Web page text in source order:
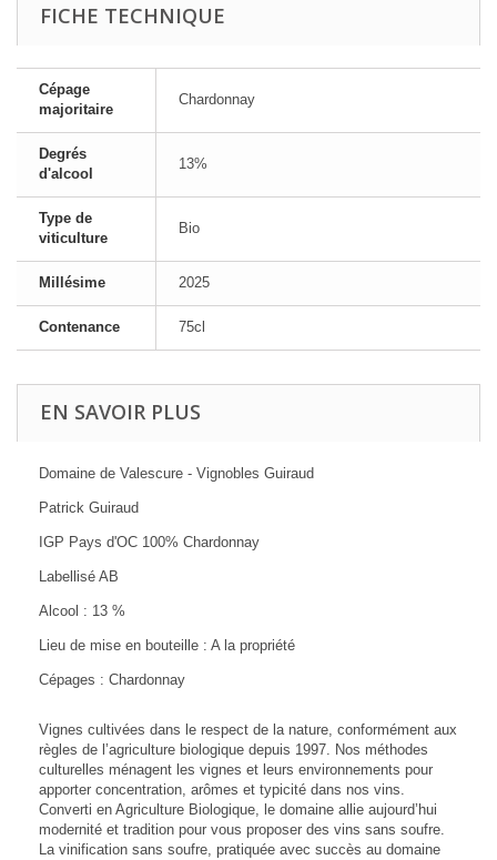
FICHE TECHNIQUE
Cépage
majoritaire
Chardonnay
Degrés
d'alcool
13%
Type de
viticulture
Bio
Millésime 2025
Contenance 75cl
EN SAVOIR PLUS
Domaine de Valescure - Vignobles Guiraud
Patrick Guiraud
IGP Pays d'OC 100% Chardonnay
Labellisé AB
Alcool : 13 %
Lieu de mise en bouteille : A la propriété
Cépages : Chardonnay
Vignes cultivées dans le respect de la nature, conformément aux
règles de l’agriculture biologique depuis 1997. Nos méthodes
culturelles ménagent les vignes et leurs environnements pour
apporter concentration, arômes et typicité dans nos vins.
Converti en Agriculture Biologique, le domaine allie aujourd’hui
modernité et tradition pour vous proposer des vins sans soufre.
La vinification sans soufre, pratiquée avec succès au domaine